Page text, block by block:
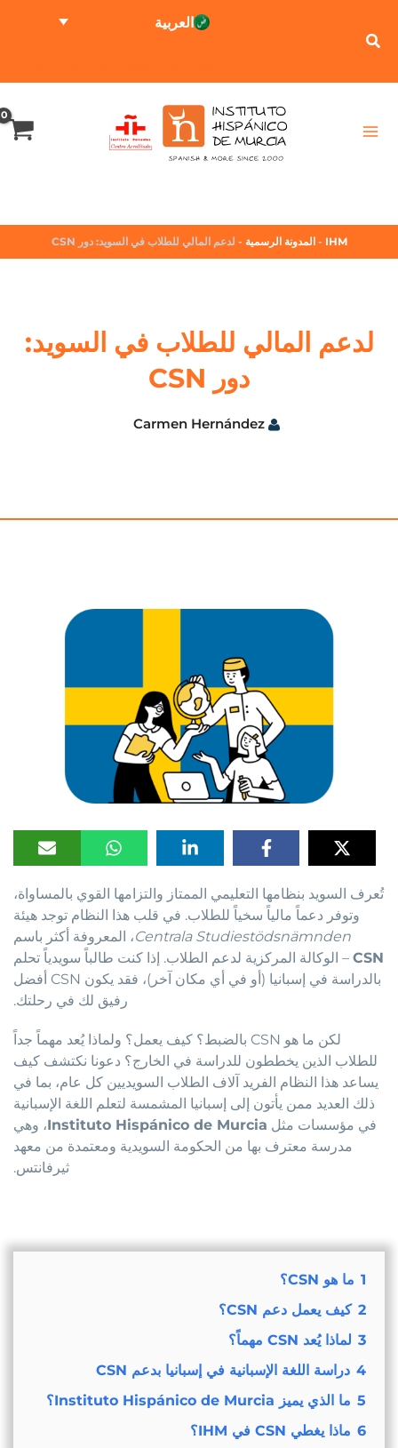
العربية
IHM
-المدونة الرسمية-لدعم المالي للطلاب في السويد: دور CSN
لدعم المالي للطلاب في السويد:
دور CSN
Carmen Hernández
تُعرف السويد بنظامها التعليمي الممتاز والتزامها القوي بالمساواة،
وتوفر دعماً مالياً سخياً للطلاب. في قلب هذا النظام توجد هيئة
Centrala Studiestödsnämnden، المعروفة أكثر باسم
CSN– الوكالة المركزية لدعم الطلاب. إذا كنت طالباً سويدياً تحلم
بالدراسة في إسبانيا (أو في أي مكان آخر)، فقد يكون CSN أفضل
رفيق لك في رحلتك.
لكن ما هو CSN بالضبط؟ كيف يعمل؟ ولماذا يُعد مهماً جداً
للطلاب الذين يخططون للدراسة في الخارج؟ دعونا نكتشف كيف
يساعد هذا النظام الفريد آلاف الطلاب السويديين كل عام، بما في
ذلك العديد ممن يأتون إلى إسبانيا المشمسة لتعلم اللغة الإسبانية
في مؤسسات مثل Instituto Hispánico de Murcia، وهي
مدرسة معترف بها من الحكومة السويدية ومعتمدة من معهد
ثيرفانتس.
ما هو CSN؟
2 كيف يعمل دعم CSN؟
3
لماذا يُعد CSN مهماً؟
4
دراسة اللغة الإسبانية في إسبانيا بدعم CSN
5
ما الذي يميز Instituto Hispánico de Murcia؟
6
ماذا يغطي CSN في IHM؟